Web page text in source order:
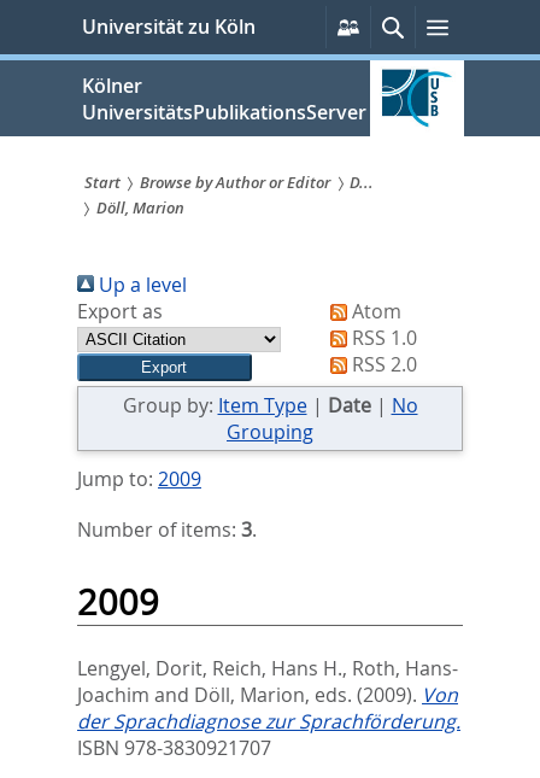
springen
Universität zu Köln
Persönliche
Services
SucheMenü
Kölner
UniversitätsPublikationsServer
Sie
sind
hier:
Start Browse by Author or Editor
D...
Döll, Marion
Up a level
Export as
Atom
RSS 1.0
RSS 2.0
Group by: Item Type| Date| No
Grouping
Jump to: 2009
Number of items: 3.
2009
Lengyel, Dorit, Reich, Hans H., Roth, Hans-
Joachim and Döll, Marion, eds. (2009). Von
der Sprachdiagnose zur Sprachförderung.
ISBN 978-3830921707